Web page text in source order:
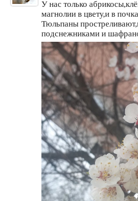
Раймонда Паулса в
плагиате западных хитов.
Скандал вокруг "голой
вечеринки Насти
Ивлеевой"набирает
обороты. Наша
представительница вошла
в топовую 8ку на"Мисс
Земля 2024". Наоми
Кэмпбелл снялась
обнажённой в шипах
обороты,
средней
к себе на
И снова весна радует нас! Я чуть не
У нас только
магнолии в цвету,и в
Тюльпаны
подснежниками и